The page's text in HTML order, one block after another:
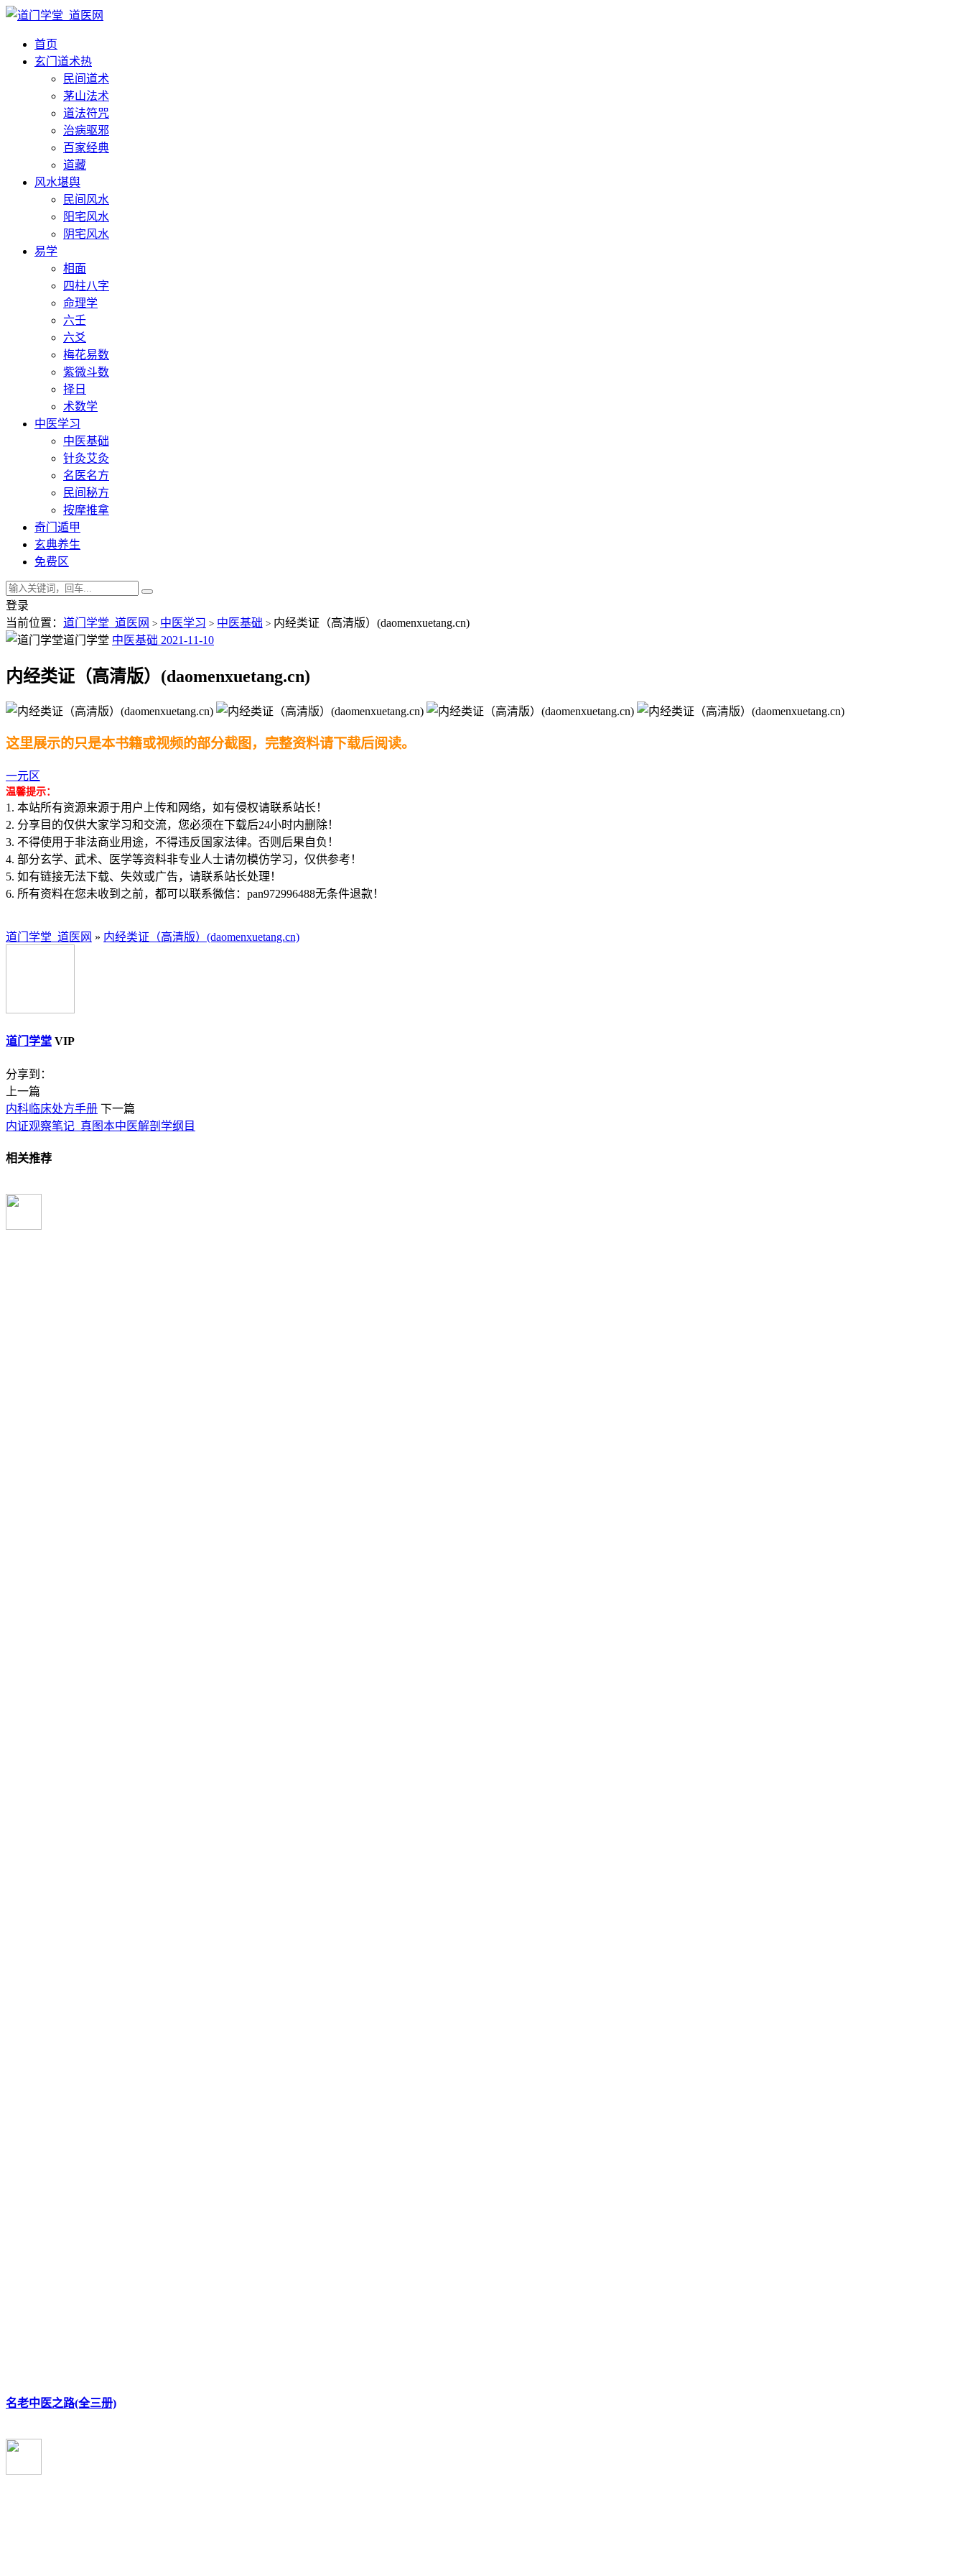
首页
玄门道术热
民间道术
茅山法术
道法符咒
治病驱邪
百家经典
道藏
风水堪舆
民间风水
阳宅风水
阴宅风水
易学
相面
四柱八字
命理学
六壬
六爻
梅花易数
紫微斗数
择日
术数学
中医学习
中医基础
针灸艾灸
名医名方
民间秘方
按摩推拿
奇门遁甲
玄典养生
免费区
登录
当前位置： 道门学堂_道医网 > 中医学习 > 中医基础 > 内经类证（高清版）(daomenxuetang.cn)
道门学堂 中医基础 2021-11-10
内经类证（高清版）(daomenxuetang.cn)
这里展示的只是本书籍或视频的部分截图，完整资料请下载后阅读。
一元区
温馨提示：
1. 本站所有资源来源于用户上传和网络，如有侵权请联系站长！
2. 分享目的仅供大家学习和交流，您必须在下载后24小时内删除！
3. 不得使用于非法商业用途，不得违反国家法律。否则后果自负！
4. 部分玄学、武术、医学等资料非专业人士请勿模仿学习，仅供参考！
5. 如有链接无法下载、失效或广告，请联系站长处理！
6. 所有资料在您未收到之前，都可以联系微信：pan972996488无条件退款！
道门学堂_道医网 » 内经类证（高清版）(daomenxuetang.cn)
道门学堂 VIP
分享到：
上一篇
内科临床处方手册 下一篇
内证观察笔记_真图本中医解剖学纲目
相关推荐
名老中医之路(全三册)